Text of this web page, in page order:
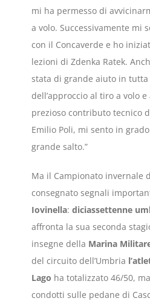
mi ha permesso di
a volo. Successivamente mi
con il Concaverde e ho
lezioni di Zdenka Ratek.
stata di grande aiuto in
dell’approccio al tiro a volo
prezioso contributo tecnico
Emilio Poli, mi sento in
grande salto.”
Ma il Campionato invernale
consegnato segnali
Iovinella:diciassettenne
affronta la sua seconda
insegne della Marina
del circuito dell’Umbria
Lago ha totalizzato 46/50,
condotti sulle pedane di